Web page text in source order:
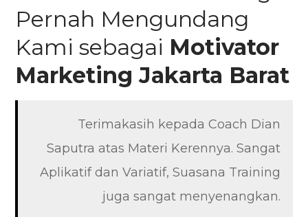
Pernah Mengundang
Kami sebagai Motivator
MarketingJakarta Barat
Terimakasih kepada Coach Dian
Saputra atas Materi Kerennya. Sangat
Aplikatif dan Variatif, Suasana Training
juga sangat menyenangkan.